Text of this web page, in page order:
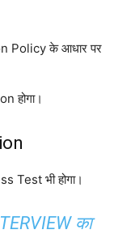
Policy के आधार पर
होगा।
Test भी होगा।
का